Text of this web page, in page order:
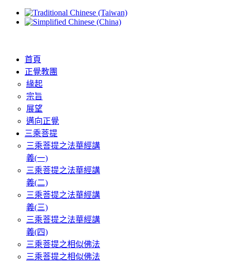
首頁
正覺教團
緣起
宗旨
展望
邁向正覺
三乘菩提
三乘菩提之法華經講
義(一)
三乘菩提之法華經講
義(二)
三乘菩提之法華經講
義(三)
三乘菩提之法華經講
義(四)
三乘菩提之相似佛法
三乘菩提之相似佛法